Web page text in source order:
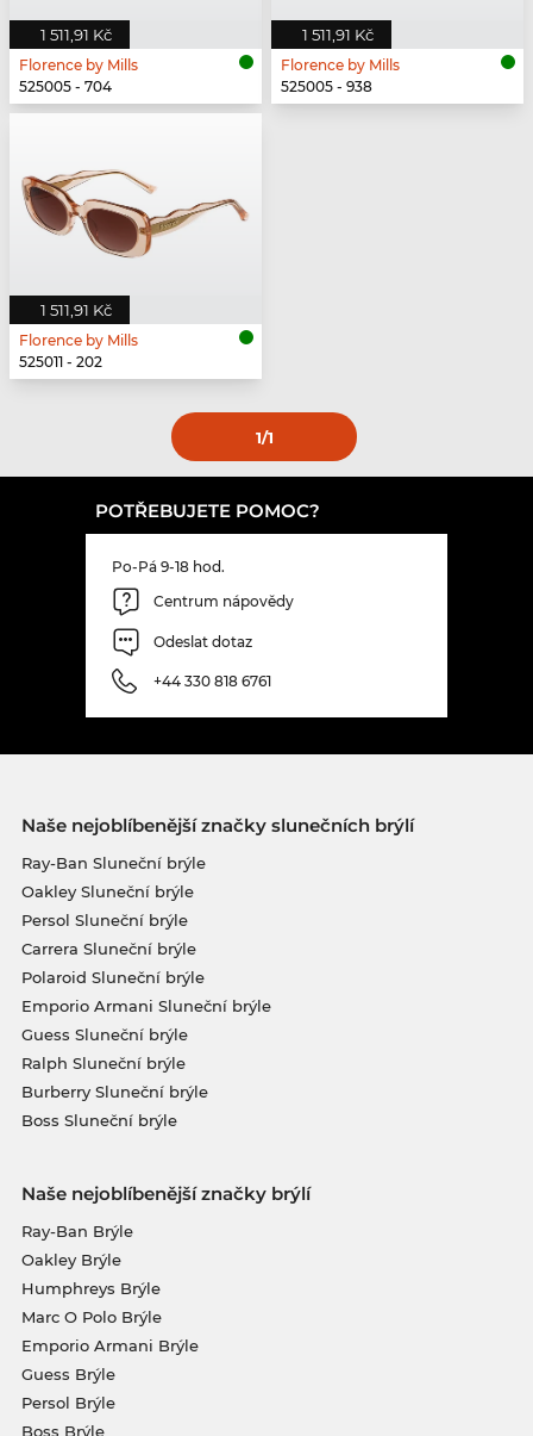
1 511,91 Kč
Florence by Mills
525005 - 704
1 511,91 Kč
Florence by Mills
525005 - 938
1 511,91 Kč
Florence by Mills
525011 - 202
1/1
POTŘEBUJETE POMOC?
Po-Pá 9-18 hod.
Centrum nápovědy
Odeslat dotaz
+44 330 818 6761
Naše nejoblíbenější značky slunečních brýlí
Ray-Ban Sluneční brýle
Oakley Sluneční brýle
Persol Sluneční brýle
Carrera Sluneční brýle
Polaroid Sluneční brýle
Emporio Armani Sluneční brýle
Guess Sluneční brýle
Ralph Sluneční brýle
Burberry Sluneční brýle
Boss Sluneční brýle
Naše nejoblíbenější značky brýlí
Ray-Ban Brýle
Oakley Brýle
Humphreys Brýle
Marc O Polo Brýle
Emporio Armani Brýle
Guess Brýle
Persol Brýle
Boss Brýle